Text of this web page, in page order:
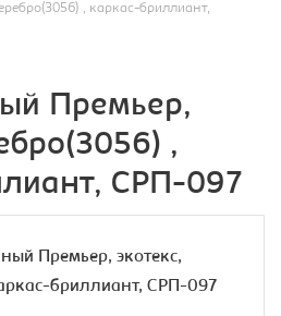
, каркас-бриллиант,
Премьер,
,
СРП-097